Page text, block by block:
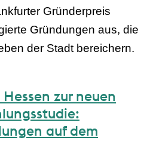
Gründerpreis
Gründungen aus, die
der Stadt bereichern.
zur neuen
auf dem